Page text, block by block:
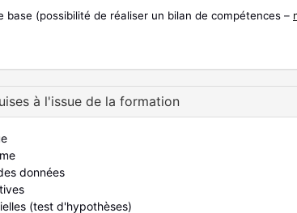
base (possibilité de réaliser un bilan de compétences –
à l'issue de la formation
données
(test d'hypothèses)